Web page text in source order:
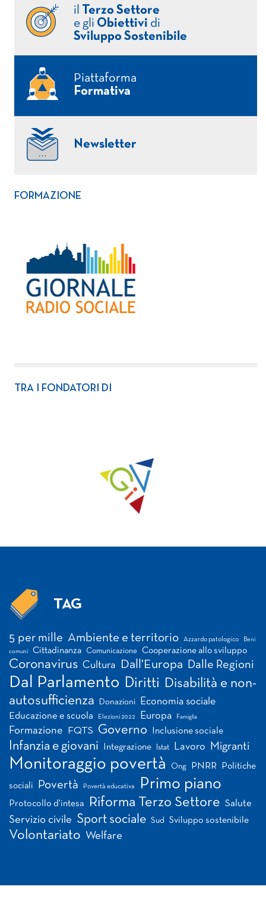
il
Terzo Settore
e gli Obiettivi di
Sviluppo Sostenibile
Piattaforma
Formativa
Newsletter
FORMAZIONE
TRA I FONDATORI DI
TAG
5 per mille Ambiente e territorio Azzardo patologico Beni
comuni Cittadinanza Comunicazione Cooperazione allo sviluppo
Coronavirus Cultura Dall'Europa Dalle Regioni
Dal Parlamento Diritti Disabilità e non-
autosufficienza
Donazioni Economia sociale
Educazione e scuola Elezioni 2022 Europa Famiglia
Formazione FQTS Governo Inclusione sociale
Infanzia e giovani Integrazione Istat Lavoro Migranti
Monitoraggio povertà Ong PNRR Politiche
sociali Povertà Povertà educativa Primo piano
Protocollo d'intesa Riforma Terzo Settore Salute
Servizio civile Sport sociale Sud Sviluppo sostenibile
Volontariato Welfare